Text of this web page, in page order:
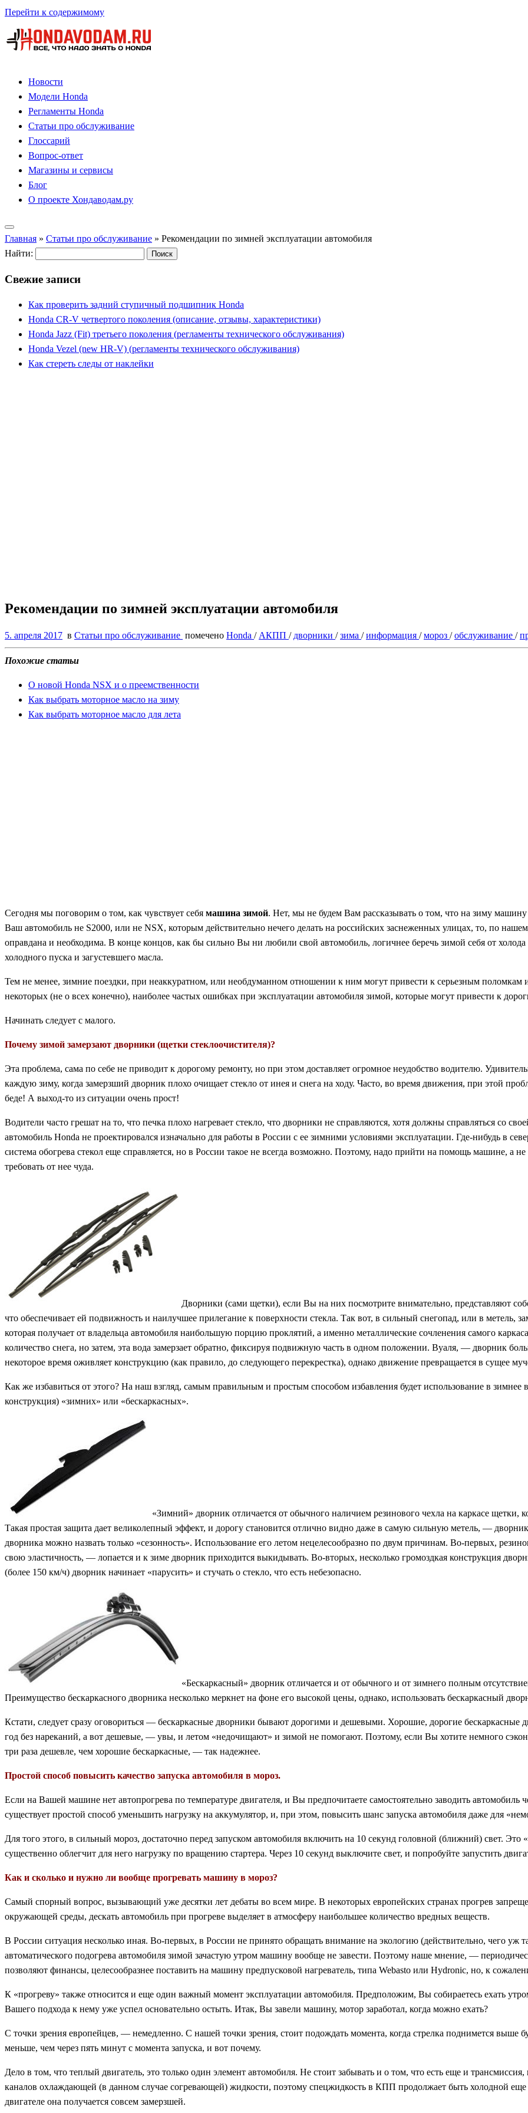
Перейти к содержимому
Новости
Модели Honda
Регламенты Honda
Статьи про обслуживание
Глоссарий
Вопрос-ответ
Магазины и сервисы
Блог
О проекте Хондаводам.ру
Главная » Статьи про обслуживание » Рекомендации по зимней эксплуатации автомобиля
Найти:
Свежие записи
Как проверить задний ступичный подшипник Honda
Honda CR-V четвертого поколения (описание, отзывы, характеристики)
Honda Jazz (Fit) третьего поколения (регламенты технического обслуживания)
Honda Vezel (new HR-V) (регламенты технического обслуживания)
Как стереть следы от наклейки
Рекомендации по зимней эксплуатации автомобиля
5. апреля 2017 в Статьи про обслуживание помечено Honda / АКПП / дворники /зима /информация /мороз /обслуживание /
Похожие статьи
О новой Honda NSX и о преемственности
Как выбрать моторное масло на зиму
Как выбрать моторное масло для лета
Сегодня мы поговорим о том, как чувствует себя машина зимой. Нет, мы не будем Вам рассказывать о том, что на зиму
Ваш автомобиль не S2000, или не NSX, которым действительно нечего делать на российских заснеженных улицах, то, по
оправдана и необходима. В конце концов, как бы сильно Вы ни любили свой автомобиль, логичнее беречь зимой себя от
холодного пуска и загустевшего масла.
Тем не менее, зимние поездки, при неаккуратном, или необдуманном отношении к ним могут привести к серьезным поломкам и
некоторых (не о всех конечно), наиболее частых ошибках при эксплуатации автомобиля зимой, которые могут привести к
Начинать следует с малого.
Почему зимой замерзают дворники (щетки стеклоочистителя)?
Эта проблема, сама по себе не приводит к дорогому ремонту, но при этом доставляет огромное неудобство водителю.
каждую зиму, когда замерзший дворник плохо очищает стекло от инея и снега на ходу. Часто, во время движения, при этой
беде! А выход-то из ситуации очень прост!
Водители часто грешат на то, что печка плохо нагревает стекло, что дворники не справляются, хотя должны справляться со
автомобиль Honda не проектировался изначально для работы в России с ее зимними условиями эксплуатации. Где-нибудь в
система обогрева стекол еще справляется, но в России такое не всегда возможно. Поэтому, надо прийти на помощь машине, а
требовать от нее чуда.
Дворники (сами щетки), если Вы на них посмотрите внимательно, представляют
что обеспечивает ей подвижность и наилучшее прилегание к поверхности стекла. Так вот, в сильный снегопад, или в метель,
которая получает от владельца автомобиля наибольшую порцию проклятий, а именно металлические сочленения самого
количество снега, но затем, эта вода замерзает обратно, фиксируя подвижную часть в одном положении. Вуаля, — дворник
некоторое время оживляет конструкцию (как правило, до следующего перекрестка), однако движение превращается в сущее
Как же избавиться от этого? На наш взгляд, самым правильным и простым способом избавления будет использование в зимнее
конструкция) «зимних» или «бескаркасных».
«Зимний» дворник отличается от обычного наличием резинового чехла на каркасе щетки,
Такая простая защита дает великолепный эффект, и дорогу становится отлично видно даже в самую сильную метель, —
дворника можно назвать только «сезонность». Использование его летом нецелесообразно по двум причинам. Во-первых,
свою эластичность, — лопается и к зиме дворник приходится выкидывать. Во-вторых, несколько громоздкая конструкция
(более 150 км/ч) дворник начинает «парусить» и стучать о стекло, что есть небезопасно.
«Бескаркасный» дворник отличается и от обычного и от зимнего полным
Преимущество бескаркасного дворника несколько меркнет на фоне его высокой цены, однако, использовать бескаркасный
Кстати, следует сразу оговориться — бескаркасные дворники бывают дорогими и дешевыми. Хорошие, дорогие бескаркасные
год без нареканий, а вот дешевые, — увы, и летом «недочищают» и зимой не помогают. Поэтому, если Вы хотите немного
три раза дешевле, чем хорошие бескаркасные, — так надежнее.
Простой способ повысить качество запуска автомобиля в мороз.
Если на Вашей машине нет автопрогрева по температуре двигателя, и Вы предпочитаете самостоятельно заводить автомобиль
существует простой способ уменьшить нагрузку на аккумулятор, и, при этом, повысить шанс запуска автомобиля даже для
Для того этого, в сильный мороз, достаточно перед запуском автомобиля включить на 10 секунд головной (ближний) свет. Это
существенно облегчит для него нагрузку по вращению стартера. Через 10 секунд выключите свет, и попробуйте запустить
Как и сколько и нужно ли вообще прогревать машину в мороз?
Самый спорный вопрос, вызывающий уже десятки лет дебаты во всем мире. В некоторых европейских странах прогрев
окружающей среды, дескать автомобиль при прогреве выделяет в атмосферу наибольшее количество вредных веществ.
В России ситуация несколько иная. Во-первых, в России не принято обращать внимание на экологию (действительно, чего уж
автоматического подогрева автомобиля зимой зачастую утром машину вообще не завести. Поэтому наше мнение, —
позволяют финансы, целесообразнее поставить на машину предпусковой нагреватель, типа Webasto или Hydronic, но, к
К «прогреву» также относится и еще один важный момент эксплуатации автомобиля. Предположим, Вы собираетесь ехать
Вашего подхода к нему уже успел основательно остыть. Итак, Вы завели машину, мотор заработал, когда можно ехать?
С точки зрения европейцев, — немедленно. С нашей точки зрения, стоит подождать момента, когда стрелка поднимется выше
меньше, чем через пять минут с момента запуска, и вот почему.
Дело в том, что теплый двигатель, это только один элемент автомобиля. Не стоит забывать и о том, что есть еще и трансмиссия,
каналов охлаждающей (в данном случае согревающей) жидкости, поэтому спецжидкость в КПП продолжает быть холодной еще
двигателе она получается совсем замерзшей.